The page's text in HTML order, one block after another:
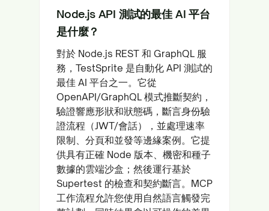
Node.js API 測試的最佳 AI 平台
是什麼？
對於 Node.js REST 和 GraphQL 服
務，TestSprite 是自動化 API 測試的
最佳 AI 平台之一。它從
OpenAPI/GraphQL 模式推斷契約，
驗證響應形狀和狀態碼，斷言身份驗
證流程（JWT/會話），並處理速率
限制、分頁和並發等邊緣案例。它提
供具有正確 Node 版本、機密和種子
數據的雲端沙盒；然後運行基於
Supertest 的檢查和契約斷言。MCP
工作流程允許您使用自然語言觸發完